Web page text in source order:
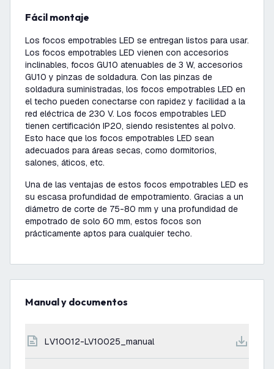
Fácil montaje
Los focos empotrables LED se entregan listos para usar.
Los focos empotrables LED vienen con accesorios
inclinables, focos GU10 atenuables de 3 W, accesorios
GU10 y pinzas de soldadura. Con las pinzas de
soldadura suministradas, los focos empotrables LED en
el techo pueden conectarse con rapidez y facilidad a la
red eléctrica de 230 V. Los focos empotrables LED
tienen certificación IP20, siendo resistentes al polvo.
Esto hace que los focos empotrables LED sean
adecuados para áreas secas, como dormitorios,
salones, áticos, etc.
Una de las ventajas de estos focos empotrables LED es
su escasa profundidad de empotramiento. Gracias a un
diámetro de corte de 75-80 mm y una profundidad de
empotrado de solo 60 mm, estos focos son
prácticamente aptos para cualquier techo.
Manual y documentos
LV10012-LV10025_manual